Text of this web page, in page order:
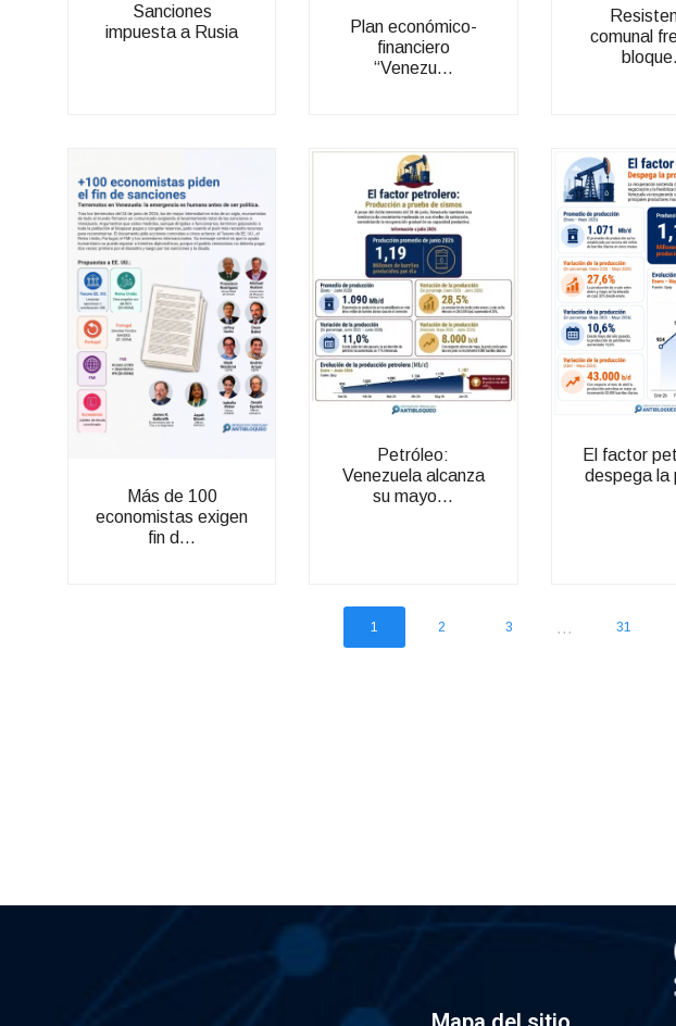
Sanciones
impuesta a Rusia
Plan económico-
financiero
“Venezu...
comunal
Más de 100
economistas exigen
fin d...
Petróleo:
Venezuela alcanza
su mayo...
El factor
despega la
1 2 3 ... 31